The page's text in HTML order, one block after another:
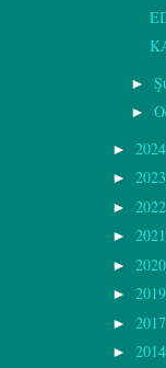
►
►
► 2024
► 2023
► 2022
► 2021
► 2020
► 2019
► 2017
► 2014